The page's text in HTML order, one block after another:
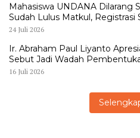
Mahasiswa UNDANA Dilarang
Sudah Lulus Matkul, Registrasi
24 Juli 2026
Ir. Abraham Paul Liyanto
Sebut Jadi Wadah
16 Juli 2026